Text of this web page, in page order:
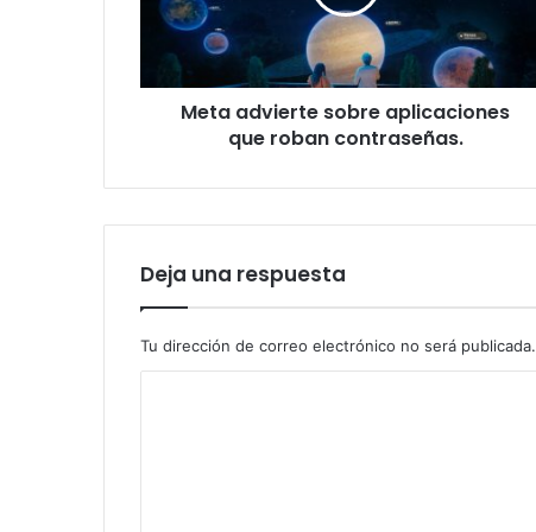
roban
contraseñas.
Meta advierte sobre aplicaciones
que roban contraseñas.
Deja una respuesta
Tu dirección de correo electrónico no será publicada.